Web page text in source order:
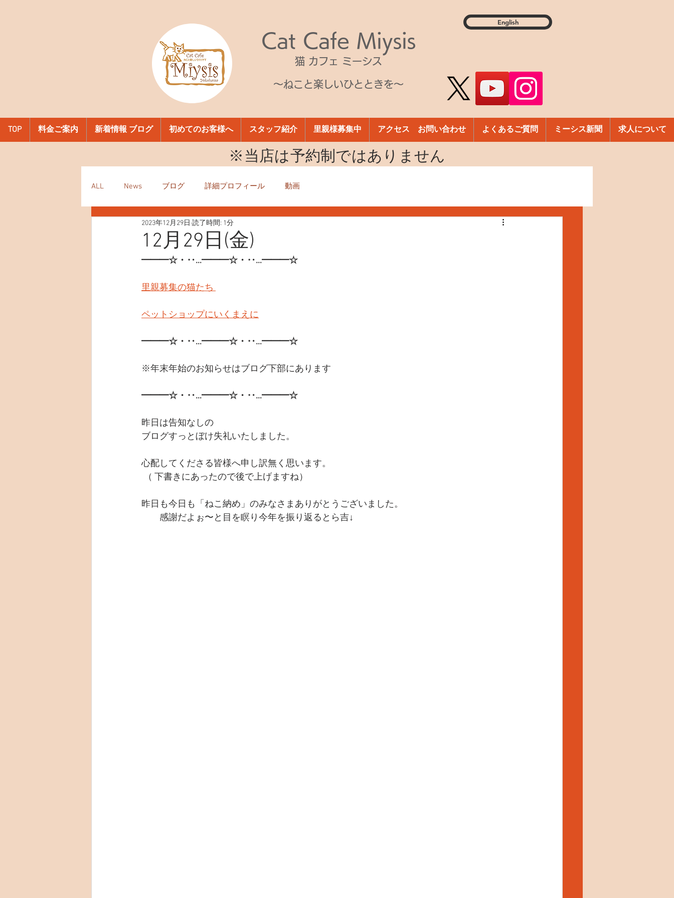
Cat Cafe Miysis
猫 カフェ ミーシス
～ねこと楽しいひとときを～
English
TOP 料金ご案内 新着情報 ブログ 初めてのお客様へ スタッフ紹介 里親様募集中 アクセス お問い合わせ よくあるご質問 ミーシス新聞 求人について
​※当店は予約制ではありません
ALL News ブログ 詳細プロフィール 動画
12月29日(金)
2023年12月29日 読了時間: 1分
━━━☆・‥…━━━☆・‥…━━━☆
里親募集の猫たち
ペットショップにいくまえに
━━━☆・‥…━━━☆・‥…━━━☆
※年末年始のお知らせはブログ下部にあります
━━━☆・‥…━━━☆・‥…━━━☆
昨日は告知なしの
ブログすっとぼけ失礼いたしました。
心配してくださる皆様へ申し訳無く思います。
（ 下書きにあったので後で上げますね）
昨日も今日も「ねこ納め」のみなさまありがとうございました。
感謝だよぉ〜と目を瞑り今年を振り返るとら吉↓